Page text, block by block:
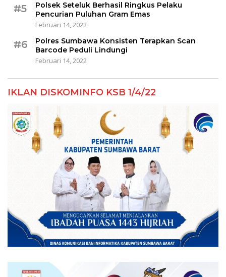
#5
Polsek Seteluk Berhasil Ringkus Pelaku
Pencurian Puluhan Gram Emas
Februari 14, 2022
#6
Polres Sumbawa Konsisten Terapkan Scan
Barcode Peduli Lindungi
Februari 14, 2022
IKLAN DISKOMINFO KSB 1/4/22